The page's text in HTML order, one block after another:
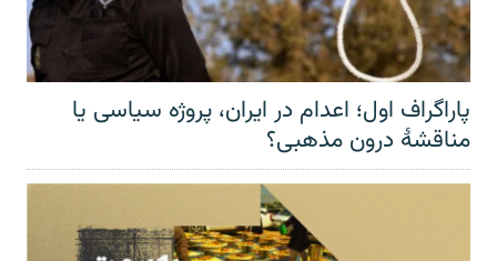
پاراگراف اول؛ اعدام در ایران، پروژه سیاسی یا
مناقشهٔ درون مذهبی؟